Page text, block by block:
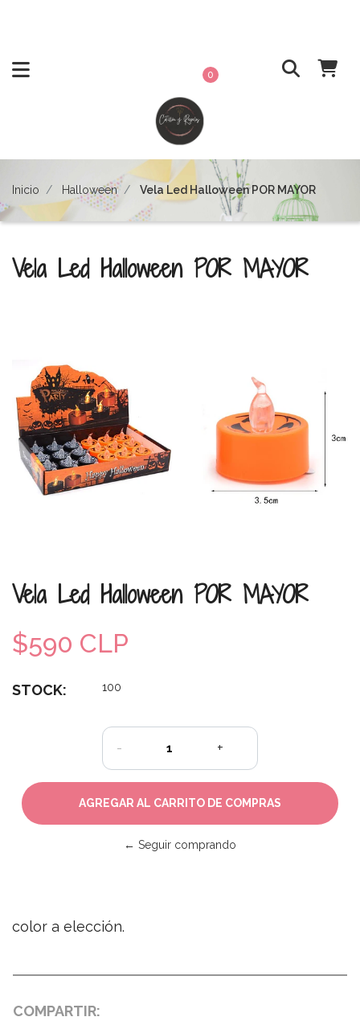
0
Inicio Halloween Vela Led Halloween POR MAYOR
Vela Led Halloween POR MAYOR
Vela Led Halloween POR MAYOR
$590 CLP
STOCK: 100
- +
← Seguir comprando
color a elección.
COMPARTIR: